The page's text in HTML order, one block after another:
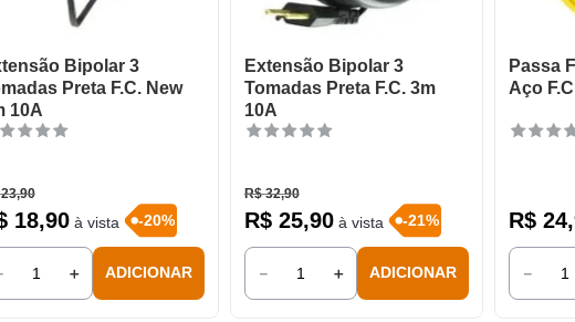
Bipolar 3
Preta F.C. New
10A
23,90
18,90à vista -20%
＋ ADICIONAR
Extensão Bipolar 3
Tomadas Preta F.C. 3m
10A
R$ 32,90
R$ 25,90à vista -21%
＋
－ ADICIONAR
Passa
Aço
R$ 24,
－